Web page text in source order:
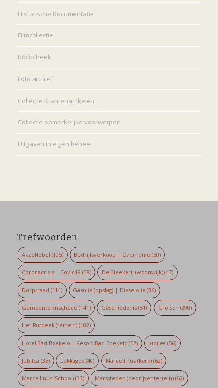
Historische Documentatie
Filmcollectie
Bibliotheek
Foto archief
Collectie Krantenartikelen
Collectie opmerkelijke voorwerpen
Uitgaven in eigen beheer
Trefwoorden
AkzoNobel (105) Bedrijfsverkoop | Overname (50)
Coronacrisis | Covid19 (38) De Bleekerij (woonwijk) (47)
Dorpsraad (114) Gasolie (opslag) | Dieselolie (36)
Gemeente Enschede (141) Geschiedenis (51) Grolsch (290)
Het Rutbeek (terrein)(102)
Hotel Bad Boekelo | Resort Bad Boekelo (52) Jubilea (56)
Jubilea (35) Lekkages (40) Marcellinus (kerk)(62)
Marcellinus (School)(33) Marssteden (bedrijventerrein) (62)